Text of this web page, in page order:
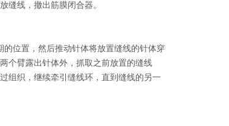
缝线，撤出筋膜闭合器。
位置，然后推动针体将放置缝线的针体穿
个臂露出针体外，抓取之前放置的缝线
组织，继续牵引缝线环，直到缝线的另一